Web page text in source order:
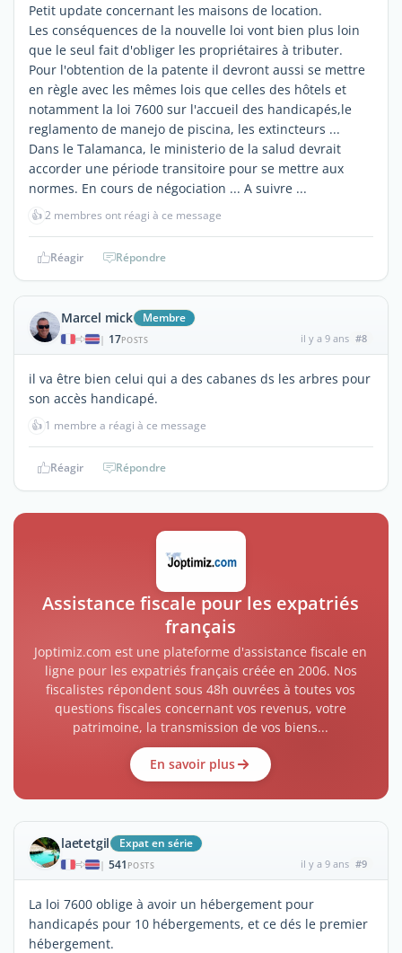
Petit update concernant les maisons de location.
Les conséquences de la nouvelle loi vont bien plus loin
que le seul fait d'obliger les propriétaires à tributer.
Pour l'obtention de la patente il devront aussi se mettre
en règle avec les mêmes lois que celles des hôtels et
notamment la loi 7600 sur l'accueil des handicapés,le
reglamento de manejo de piscina, les extincteurs ...
Dans le Talamanca, le ministerio de la salud devrait
accorder une période transitoire pour se mettre aux
normes. En cours de négociation ... A suivre ...
👍2 membres ont réagi à ce message
Réagir Répondre
Marcel mick Membre
| 17POSTS il y a 9 ans #8
il va être bien celui qui a des cabanes ds les arbres pour
son accès handicapé.
👍 1 membre a réagi à ce message
Réagir Répondre
Assistance fiscale pour les expatriés
français
Joptimiz.com est une plateforme d'assistance fiscale en
ligne pour les expatriés français créée en 2006. Nos
fiscalistes répondent sous 48h ouvrées à toutes vos
questions fiscales concernant vos revenus, votre
patrimoine, la transmission de vos biens...
En savoir plus
laetetgil Expat en série
| 541 POSTS il y a 9 ans #9
La loi 7600 oblige à avoir un hébergement pour
handicapés pour 10 hébergements, et ce dés le premier
hébergement.